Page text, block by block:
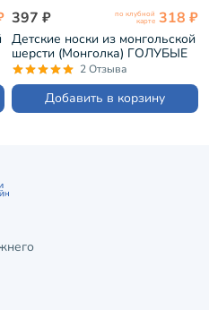
397 ₽ по клубной
карте 318 ₽
Детские носки из монгольской
шерсти (Монголка) ГОЛУБЫЕ
(02134)
2 Отзыва
Добавить в корзину